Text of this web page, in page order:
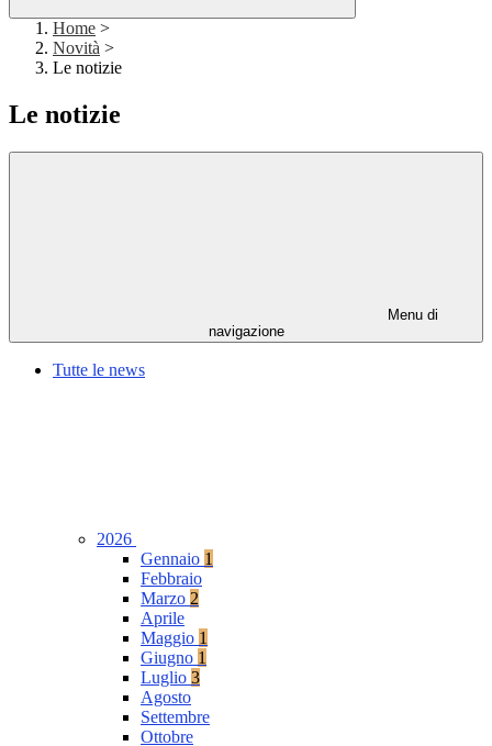
Home >
Novità >
Le notizie
Le notizie
Menu di
navigazione
Tutte le news
2026
Gennaio 1
Febbraio
Marzo 2
Aprile
Maggio 1
Giugno 1
Luglio 3
Agosto
Settembre
Ottobre